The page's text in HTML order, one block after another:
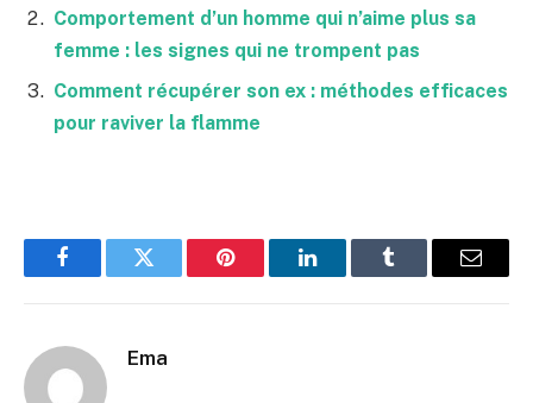
Comportement d’un homme qui n’aime plus sa
femme : les signes qui ne trompent pas
Comment récupérer son ex : méthodes efficaces
pour raviver la flamme
FacebookTwitter Pinterest LinkedInTumblr Email
Ema